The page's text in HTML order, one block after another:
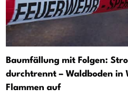
Baumfällung mit Folgen:
durchtrennt – Waldboden in
Flammen auf